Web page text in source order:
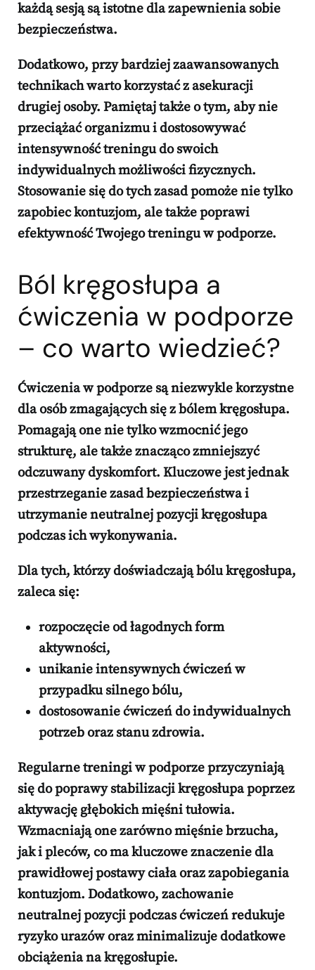
każdą sesjąsą istotne dla zapewnienia sobie
bezpieczeństwa.
Dodatkowo, przy bardziej zaawansowanych
technikach warto korzystać z asekuracji
drugiej osoby. Pamiętaj także o tym, abynie
przeciążać organizmui dostosowywać
intensywność treningu do swoich
indywidualnych możliwości fizycznych.
Stosowanie się do tych zasad pomoże nie tylko
zapobiec kontuzjom, ale takżepoprawi
efektywność Twojego treningu w podporze.
Ból kręgosłupa a
ćwiczenia w podporze
– co warto wiedzieć?
Ćwiczenia w podporze są niezwykle korzystne
dla osób zmagających się z bólem kręgosłupa.
Pomagają one nie tylko wzmocnić jego
strukturę, ale także znacząco zmniejszyć
odczuwany dyskomfort. Kluczowe jest jednak
przestrzeganie zasad bezpieczeństwa i
utrzymanie neutralnej pozycji kręgosłupa
podczas ich wykonywania.
Dla tych, którzy doświadczają bólu kręgosłupa,
zaleca się:
rozpoczęcie od łagodnych form
aktywności,
unikanie intensywnych ćwiczeń w
przypadku silnego bólu,
dostosowanie ćwiczeń do indywidualnych
potrzeb oraz stanu zdrowia.
Regularne treningi w podporze przyczyniają
się do poprawy stabilizacji kręgosłupa poprzez
aktywację głębokich mięśni tułowia.
Wzmacniają one zarówno mięśnie brzucha,
jak i pleców, co ma kluczowe znaczenie dla
prawidłowej postawy ciała oraz zapobiegania
kontuzjom. Dodatkowo, zachowanie
neutralnej pozycji podczas ćwiczeń redukuje
ryzyko urazów oraz minimalizuje dodatkowe
obciążenia na kręgosłupie.